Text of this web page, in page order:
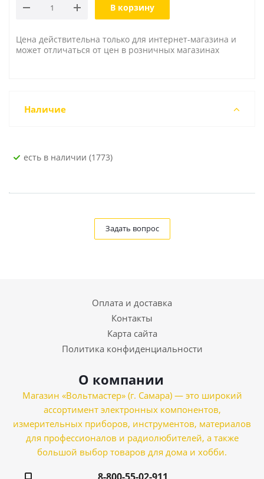
В корзину
Цена действительна только для интернет-магазина и
может отличаться от цен в розничных магазинах
Наличие
Есть в наличии (1773)
Задать вопрос
Оплата и доставка
Контакты
Карта сайта
Политика конфиденциальности
О компании
Магазин «Вольтмастер» (г. Самара) — это широкий
ассортимент электронных компонентов,
измерительных приборов, инструментов, материалов
для профессионалов и радиолюбителей, а также
большой выбор товаров для дома и хобби.